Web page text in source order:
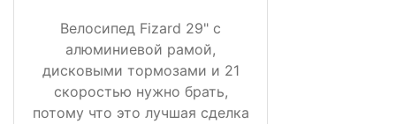
Велосипед Fizard 29" с
алюминиевой рамой,
дисковыми тормозами и 21
скоростью нужно брать,
потому что это лучшая сделка